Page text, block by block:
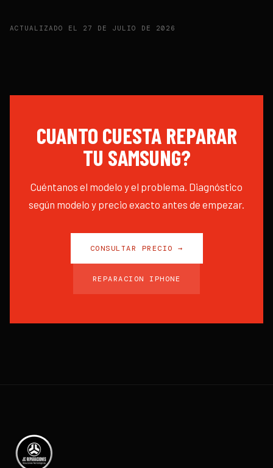
ACTUALIZADO EL 27 DE JULIO DE 2026
CUANTO CUESTA REPARAR
TU SAMSUNG?
Cuéntanos el modelo y el problema. Diagnóstico
según modelo y precio exacto antes de empezar.
CONSULTAR PRECIO →
REPARACION IPHONE